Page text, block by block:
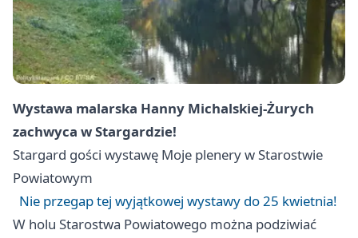
Wystawa malarska Hanny Michalskiej-Żurych
zachwyca w Stargardzie!
Stargard gości wystawę Moje plenery w Starostwie
Powiatowym
Nie przegap tej wyjątkowej wystawy do 25 kwietnia!
W holu Starostwa Powiatowego można podziwiać